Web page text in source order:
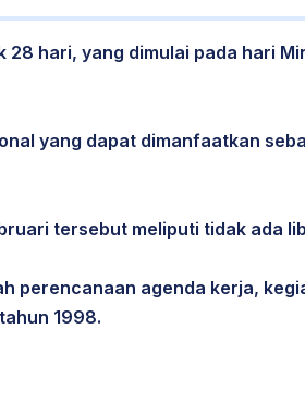
hari, yang dimulai pada hari
yang dapat dimanfaatkan
tersebut meliputi tidak ada
perencanaan agenda kerja,
1998.